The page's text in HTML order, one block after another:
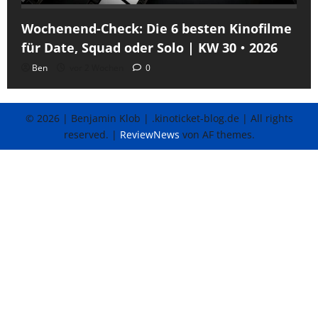
Wochenend-Check: Die 6 besten Kinofilme
für Date, Squad oder Solo | KW 30・2026
Ben 0
© 2026 | Benjamin Klob | .kinoticket-blog.de | All rights
reserved. | ReviewNews von AF themes.